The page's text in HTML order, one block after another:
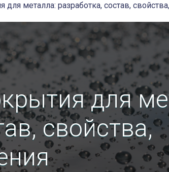
металла: разработка, состав,
для
свойства,